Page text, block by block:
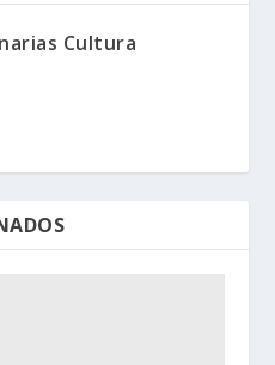
Cultura